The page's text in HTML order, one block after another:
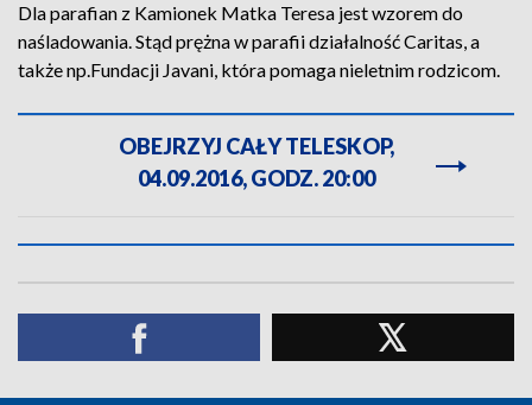
Dla parafian z Kamionek Matka Teresa jest wzorem do
naśladowania. Stąd prężna w parafii działalność Caritas, a
także np.Fundacji Javani, która pomaga nieletnim rodzicom.
OBEJRZYJ CAŁY TELESKOP,
04.09.2016, GODZ. 20:00